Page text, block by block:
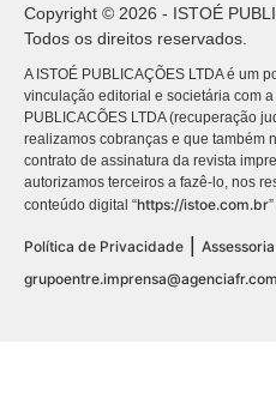
Copyright © 2026 - ISTOÉ
Todos os direitos reservados.
A ISTOÉ PUBLICAÇÕES LTDA é um
vinculação editorial e societária com
PUBLICACÕES LTDA (recuperação
realizamos cobranças e que também
contrato de assinatura da revista
autorizamos terceiros a fazê-lo, nos
conteúdo digital “https://istoe.com.br
Política de Privacidade |